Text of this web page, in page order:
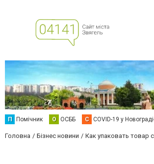
П Помічник О ОСББ C COVID-19 у
Головна Бізнес новини Как упаковать товар